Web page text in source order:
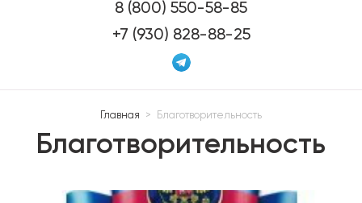
8 (800) 550-58-85
+7 (930) 828-88-25
Главная > Благотворительность
Благотворительность